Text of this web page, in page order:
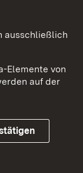
ausschließlich
Elemente von
auf der